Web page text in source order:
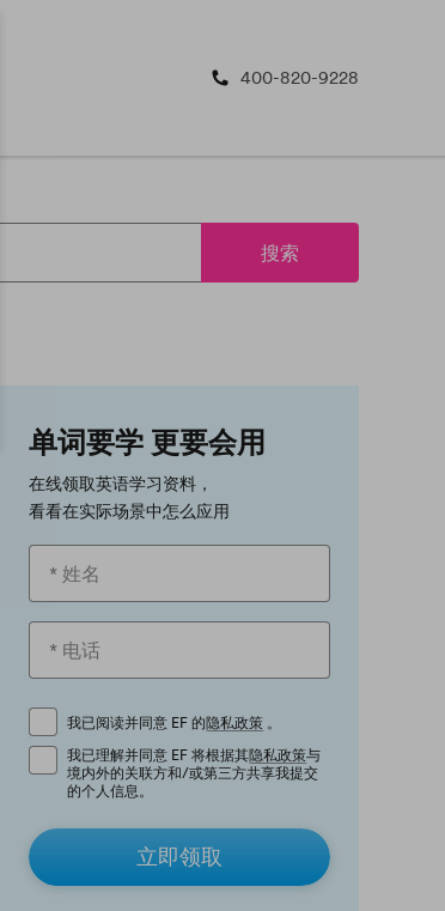
400-820-9228
搜索
单词要学 更要会用
在线领取英语学习资料，
看看在实际场景中怎么应用
我已阅读并同意 EF 的隐私政策 。
我已理解并同意 EF 将根据其隐私政策与
境内外的关联方和/或第三方共享我提交
的个人信息。
立即领取